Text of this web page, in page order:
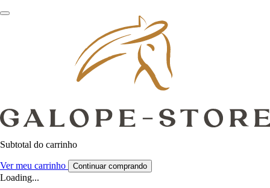
Subtotal do carrinho
Ver meu carrinho Continuar comprando
Loading...